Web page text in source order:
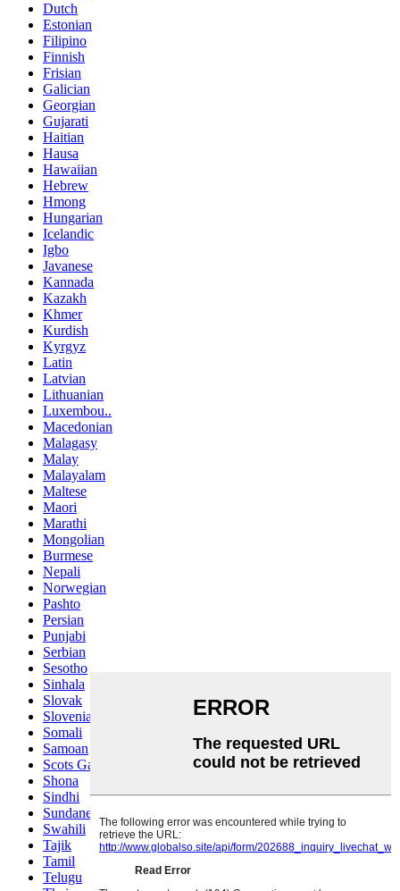
Dutch
Estonian
Filipino
Finnish
Frisian
Galician
Georgian
Gujarati
Haitian
Hausa
Hawaiian
Hebrew
Hmong
Hungarian
Icelandic
Igbo
Javanese
Kannada
Kazakh
Khmer
Kurdish
Kyrgyz
Latin
Latvian
Lithuanian
Luxembou..
Macedonian
Malagasy
Malay
Malayalam
Maltese
Maori
Marathi
Mongolian
Burmese
Nepali
Norwegian
Pashto
Persian
Punjabi
Serbian
Sesotho
Sinhala
Slovak
Slovenian
Somali
Samoan
Scots Gaelic
Shona
Sindhi
Sundanese
Swahili
Tajik
Tamil
Telugu